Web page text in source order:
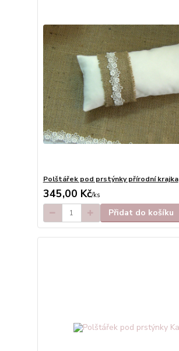
Polštářek pod prstýnky přírodní krajka
345,00 Kč/ks
Přidat do košíku